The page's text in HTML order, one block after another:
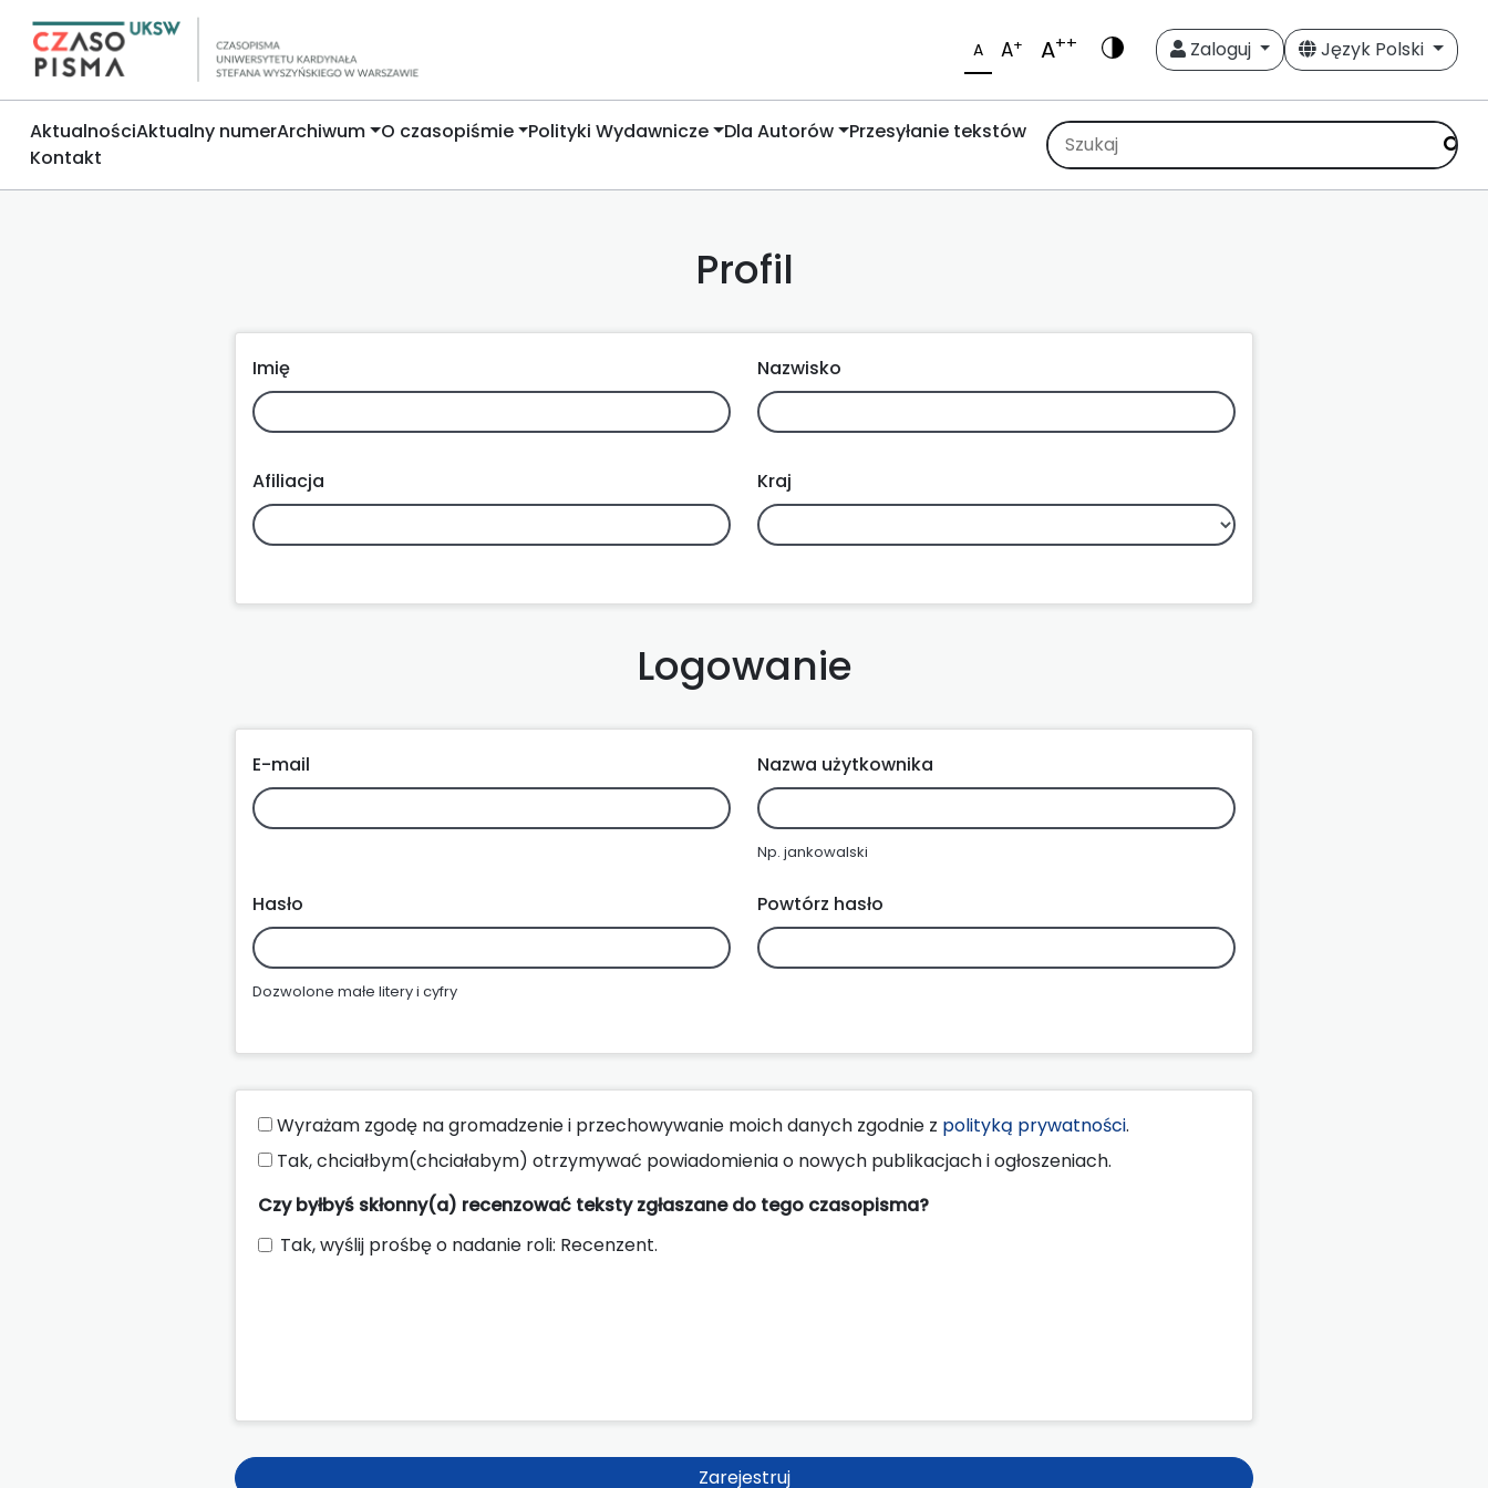
A A+ A++ Zaloguj Język Polski
AktualnościAktualny numerArchiwum O czasopiśmie Polityki Wydawnicze Dla Autorów Przesyłanie tekstów
Kontakt
Profil
Imię Nazwisko
Afiliacja Kraj
Logowanie
E-mail Nazwa użytkownika
Np. jankowalski
Hasło
Dozwolone małe litery i cyfry
Powtórz hasło
Wyrażam zgodę na gromadzenie i przechowywanie moich danych zgodnie z polityką prywatności.
Tak, chciałbym(chciałabym) otrzymywać powiadomienia o nowych publikacjach i ogłoszeniach.
Czy byłbyś skłonny(a) recenzować teksty zgłaszane do tego czasopisma?
Tak, wyślij prośbę o nadanie roli: Recenzent.
Zarejestruj